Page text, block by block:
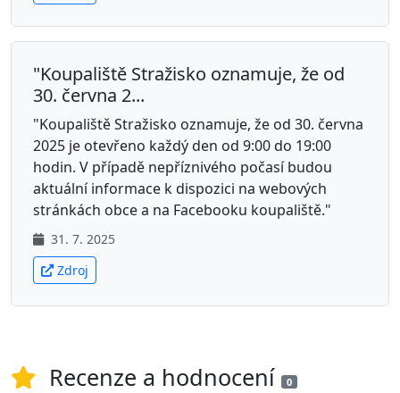
"Koupaliště Stražisko oznamuje, že od
30. června 2...
"Koupaliště Stražisko oznamuje, že od 30. června
2025 je otevřeno každý den od 9:00 do 19:00
hodin. V případě nepříznivého počasí budou
aktuální informace k dispozici na webových
stránkách obce a na Facebooku koupaliště."
31. 7. 2025
Zdroj
Recenze a hodnocení 0